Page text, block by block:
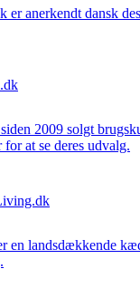
er anerkendt dansk
2009 solgt
at se deres udvalg.
en landsdækkende